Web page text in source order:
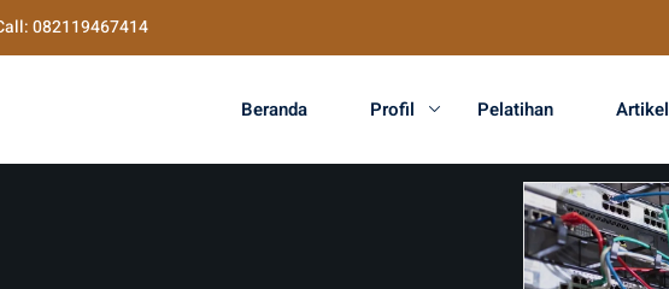
082119467414
Beranda Profil Pelatihan Artikel